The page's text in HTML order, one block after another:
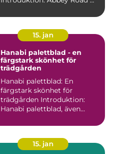
15. jan
Hanabi palettblad - en
färgstark skönhet för
trädgården
Hanabi palettblad: En
färgstark skönhet för
trädgården Introduktion:
Hanabi palettblad, även
15. jan